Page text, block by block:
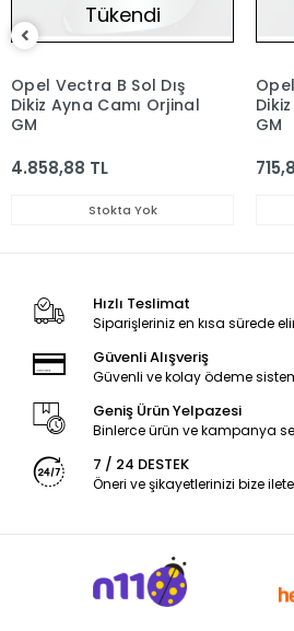
Tükendi
Opel Vectra B Sol Dış
Dikiz Ayna Camı Orjinal
GM
4.858,88 TL
Stokta Yok
GM
Hızlı Teslimat
Siparişleriniz en kısa sürede
Güvenli Alışveriş
Güvenli ve kolay ödeme
Geniş Ürün Yelpazesi
Binlerce ürün ve kampanya
7 / 24 DESTEK
Öneri ve şikayetlerinizi bize